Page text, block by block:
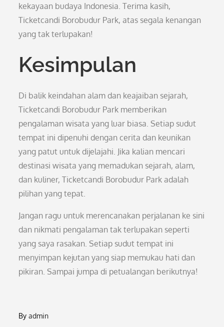
kekayaan budaya Indonesia. Terima kasih,
Ticketcandi Borobudur Park, atas segala kenangan
yang tak terlupakan!
Kesimpulan
Di balik keindahan alam dan keajaiban sejarah,
Ticketcandi Borobudur Park memberikan
pengalaman wisata yang luar biasa. Setiap sudut
tempat ini dipenuhi dengan cerita dan keunikan
yang patut untuk dijelajahi. Jika kalian mencari
destinasi wisata yang memadukan sejarah, alam,
dan kuliner, Ticketcandi Borobudur Park adalah
pilihan yang tepat.
Jangan ragu untuk merencanakan perjalanan ke sini
dan nikmati pengalaman tak terlupakan seperti
yang saya rasakan. Setiap sudut tempat ini
menyimpan kejutan yang siap memukau hati dan
pikiran. Sampai jumpa di petualangan berikutnya!
Byadmin